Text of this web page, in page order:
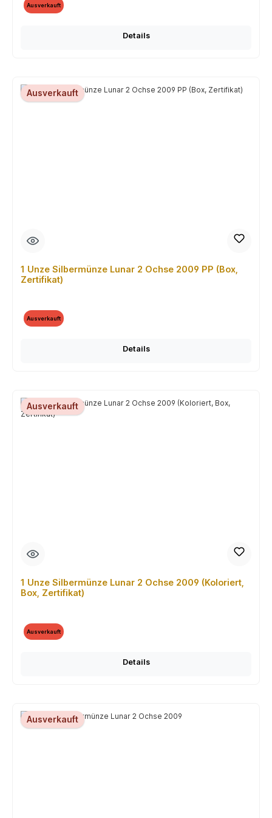
Ausverkauft
Details
Ausverkauft
1 Unze Silbermünze Lunar 2 Ochse 2009 PP (Box,
Zertifikat)
Ausverkauft
Details
Ausverkauft
1 Unze Silbermünze Lunar 2 Ochse 2009 (Koloriert,
Box, Zertifikat)
Ausverkauft
Details
Ausverkauft